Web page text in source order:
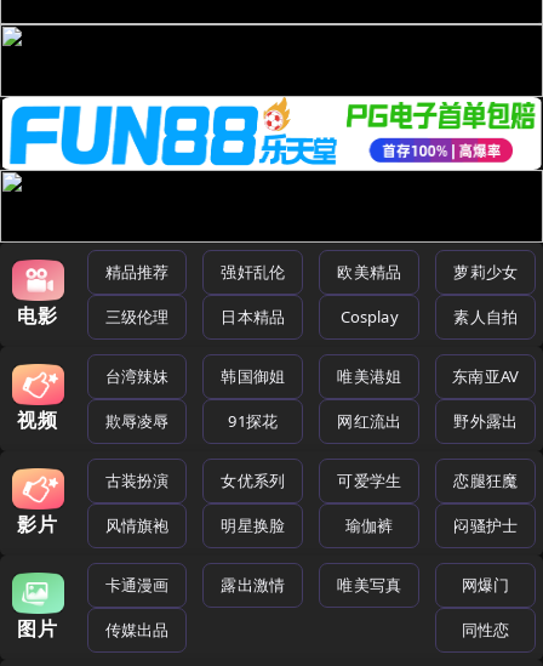
电影
精品推荐 强奸乱伦 欧美精品 萝莉少女
三级伦理 日本精品 Cosplay 素人自拍
视频
台湾辣妹 韩国御姐 唯美港姐 东南亚AV
欺辱凌辱 91探花 网红流出 野外露出
影片
古装扮演 女优系列 可爱学生 恋腿狂魔
风情旗袍 明星换脸 瑜伽裤 闷骚护士
图片
卡通漫画 露出激情 唯美写真 网爆门
传媒出品 同性恋